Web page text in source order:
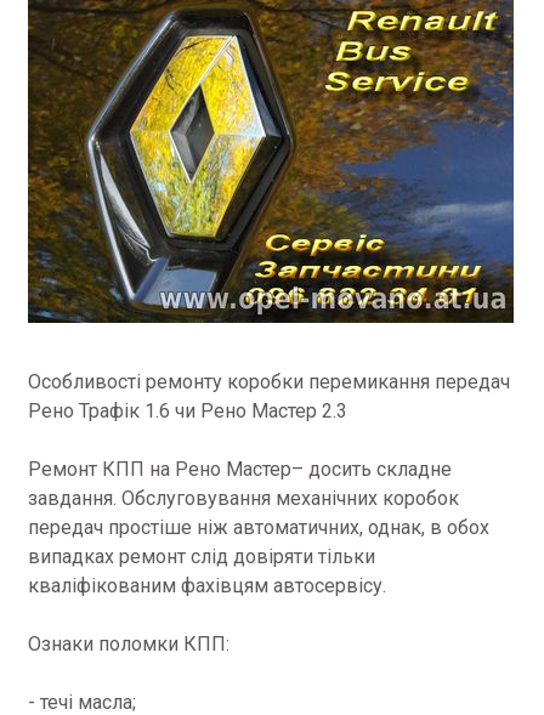
Особливості ремонту коробки перемикання передач
Рено Трафік 1.6 чи Рено Мастер 2.3
Ремонт КПП на Рено Мастер– досить складне
завдання. Обслуговування механічних коробок
передач простіше ніж автоматичних, однак, в обох
випадках ремонт слід довіряти тільки
кваліфікованим фахівцям автосервісу.
Ознаки поломки КПП:
- течі масла;